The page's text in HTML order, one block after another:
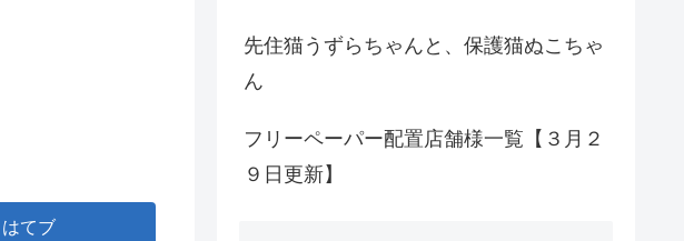
はてブ
先住猫うずらちゃんと、保護猫ぬこちゃ
ん
フリーペーパー配置店舗様一覧【３月２
９日更新】